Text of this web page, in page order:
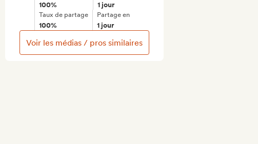
100% 1 jour
Taux de partage
100%
Partage en
1 jour
Voir les médias / pros similaires